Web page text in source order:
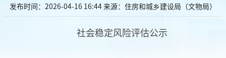
发布时间：2026-04-16 16:44来源：住房和城乡建设局（文物局）
社会稳定风险评估公示